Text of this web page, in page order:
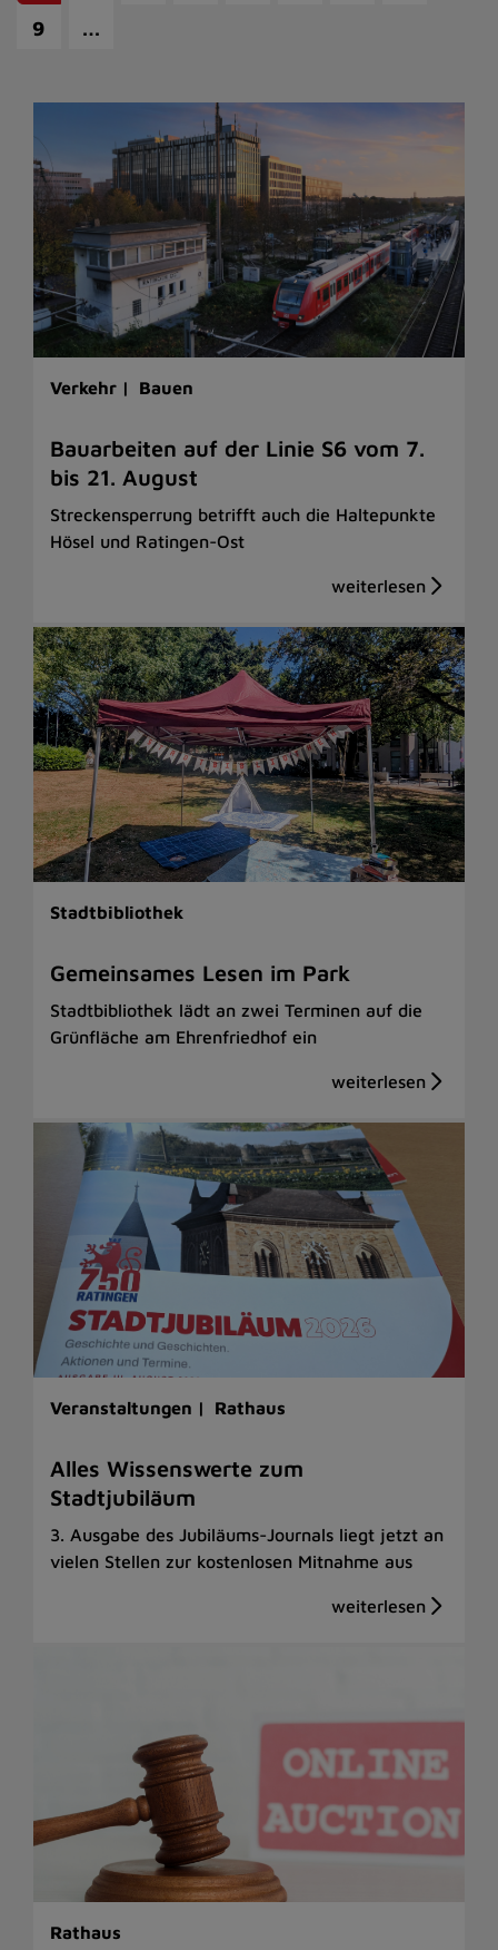
9
…
Verkehr | Bauen
Bauarbeiten auf der Linie S6 vom 7.
bis 21. August
Streckensperrung betrifft auch die Haltepunkte
Hösel und Ratingen-Ost
Stadtbibliothek
Gemeinsames Lesen im Park
Stadtbibliothek lädt an zwei Terminen auf die
Grünfläche am Ehrenfriedhof ein
Veranstaltungen | Rathaus
Alles Wissenswerte zum
Stadtjubiläum
3. Ausgabe des Jubiläums-Journals liegt jetzt an
vielen Stellen zur kostenlosen Mitnahme aus
Rathaus